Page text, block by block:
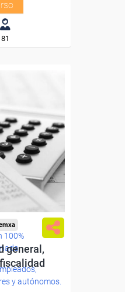
81
100%
y autónomos.
general,